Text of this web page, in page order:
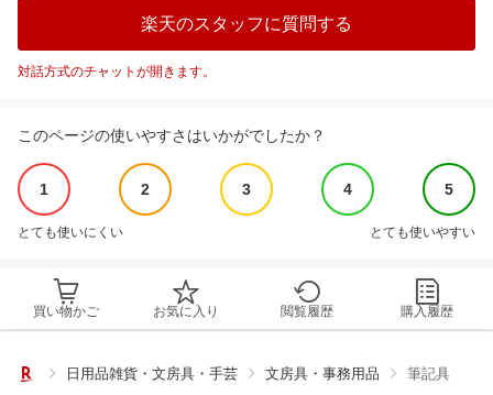
楽天のスタッフに質問する
対話方式のチャットが開きます。
このページの使いやすさはいかがでしたか？
1 2 3 4 5
とても使いにくい とても使いやすい
買い物かご お気に入り 閲覧履歴 購入履歴
日用品雑貨・文房具・手芸 文房具・事務用品 筆記具